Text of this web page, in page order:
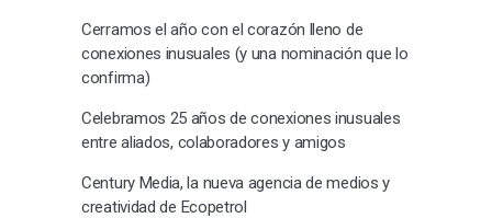
Cerramos el año con el corazón lleno de
conexiones inusuales (y una nominación que lo
confirma)
Celebramos 25 años de conexiones inusuales
entre aliados, colaboradores y amigos
Century Media, la nueva agencia de medios y
creatividad de Ecopetrol